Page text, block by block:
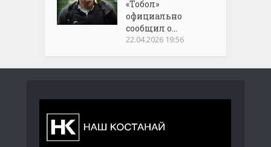
«Тобол»
официально
сообщил о...
22.04.2026 19:56